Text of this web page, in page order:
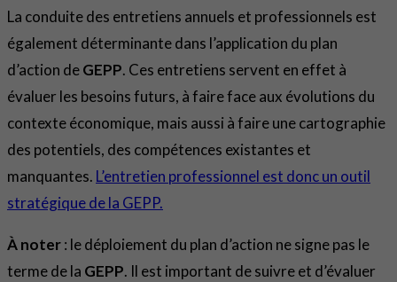
La conduite des entretiens annuels et professionnels est
également déterminante dans l’application du plan
d’action deGEPP. Ces entretiens servent en effet à
évaluer les besoins futurs, à faire face aux évolutions du
contexte économique, mais aussi à faire une cartographie
des potentiels, des compétences existantes et
manquantes. L’entretien professionnel est donc un outil
stratégique de la GEPP.
À noter: le déploiement du plan d’action ne signe pas le
terme de la GEPP. Il est important de suivre et d’évaluer